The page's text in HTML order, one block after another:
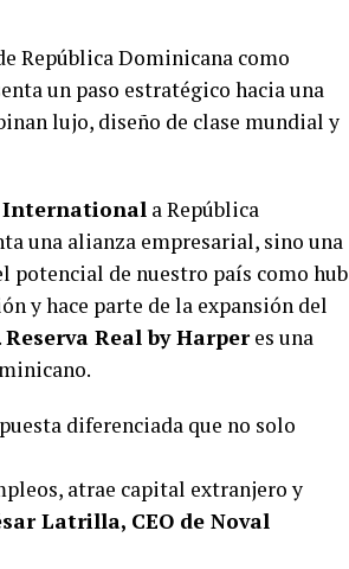
República Dominicana como
un paso estratégico hacia una
lujo, diseño de clase mundial y
International a República
una alianza empresarial, sino una
potencial de nuestro país como hub
y hace parte de la expansión del
Reserva Real by Harperes una
diferenciada que no solo
atrae capital extranjero y
Latrilla, CEO de Noval